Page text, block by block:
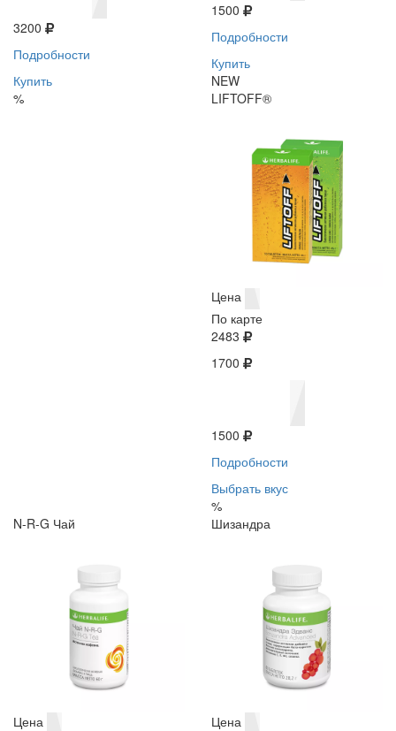
3200
Подробности
Купить
%
1500
Подробности
Купить
NEW
LIFTOFF®
Цена
По карте
2483
1700
1500
Подробности
Выбрать вкус
%
N-R-G Чай
Цена
Шизандра
Цена